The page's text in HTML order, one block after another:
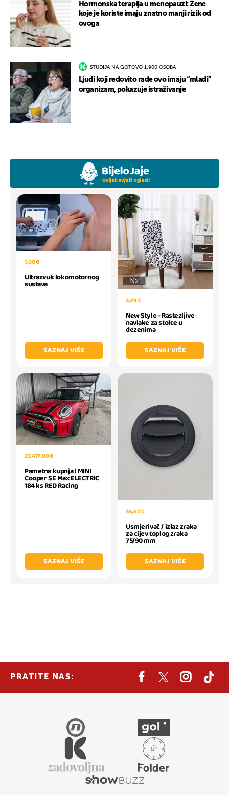
Hormonska terapija u menopauzi: Žene
koje je koriste imaju znatno manji rizik od
ovoga
STUDIJA NA GOTOVO 1.900 OSOBA
Ljudi koji redovito rade ovo imaju “mlađi”
organizam, pokazuje istraživanje
1,00 €
Ultrazvuk lokomotornog
sustava
SAZNAJ VIŠE
3,49 €
New Style - Rastezljive
navlake za stolce u
dezenima
SAZNAJ VIŠE
23.477,00 €
Pametna kupnja ! MINI
Cooper SE Max ELECTRIC
184 ks RED Racing
SAZNAJ VIŠE
36,60 €
Usmjerivač / izlaz zraka
za cijev toplog zraka
75/90 mm
SAZNAJ VIŠE
PRATITE NAS: